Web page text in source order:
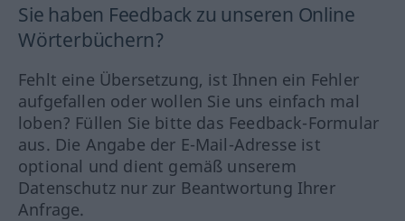
Sie haben Feedback zu unseren Online
Wörterbüchern?
Fehlt eine Übersetzung, ist Ihnen ein Fehler
aufgefallen oder wollen Sie uns einfach mal
loben? Füllen Sie bitte das Feedback-Formular
aus. Die Angabe der E-Mail-Adresse ist
optional und dient gemäß unserem
Datenschutz nur zur Beantwortung Ihrer
Anfrage.